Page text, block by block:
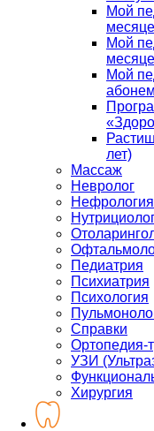
Мой
Мой
Мой
лет)
Массаж
Невролог
Нефрология
Педиатрия
Психиатрия
Психология
Справки
Ортопедия-
УЗИ
Хирургия